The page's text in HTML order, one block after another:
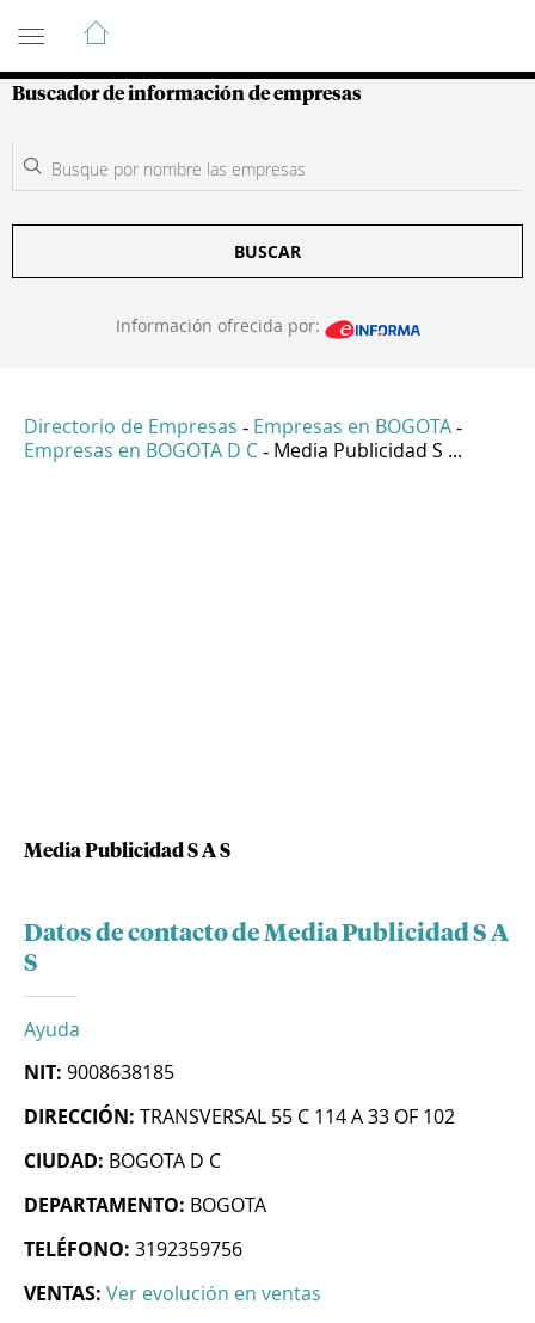
Guía de Empresas Colombianas
Buscador de información de empresas
BUSCAR
Información ofrecida por:
Directorio de Empresas - Empresas en BOGOTA -
Empresas en BOGOTA D C - Media Publicidad S ...
Media Publicidad S A S
Datos de contacto de Media Publicidad S A
S
Ayuda
NIT: 9008638185
DIRECCIÓN: TRANSVERSAL 55 C 114 A 33 OF 102
CIUDAD: BOGOTA D C
DEPARTAMENTO: BOGOTA
TELÉFONO: 3192359756
VENTAS: Ver evolución en ventas